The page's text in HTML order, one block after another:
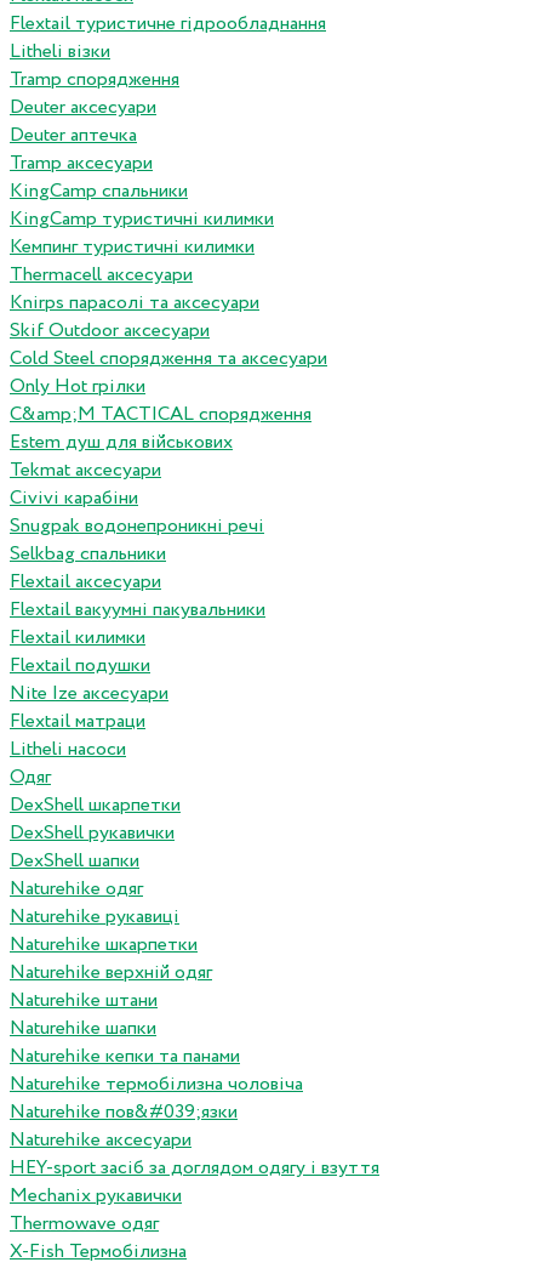
Flextail туристичне гідрообладнання
Litheli візки
Tramp спорядження
Deuter аксесуари
Deuter аптечка
Tramp аксесуари
KingCamp спальники
KingCamp туристичні килимки
Кемпинг туристичні килимки
Thermacell аксесуари
Knirps парасолі та аксесуари
Skif Outdoor аксесуари
Cold Steel спорядження та аксесуари
Only Hot грілки
C&amp;M TACTICAL спорядження
Estem душ для військових
Tekmat аксесуари
Сivivi карабіни
Snugpak водонепроникні речі
Selkbag спальники
Flextail аксесуари
Flextail вакуумні пакувальники
Flextail килимки
Flextail подушки
Nite Ize аксесуари
Flextail матраци
Litheli насоси
Одяг
DexShell шкарпетки
DexShell рукавички
DexShell шапки
Naturehike одяг
Naturehike рукавиці
Naturehike шкарпетки
Naturehike верхній одяг
Naturehike штани
Naturehike шапки
Naturehike кепки та панами
Naturehike термобілизна чоловіча
Naturehike пов&#039;язки
Naturehike аксесуари
HEY-sport засіб за доглядом одягу і взуття
Mechanix рукавички
Thermowave одяг
X-Fish Термобілизна